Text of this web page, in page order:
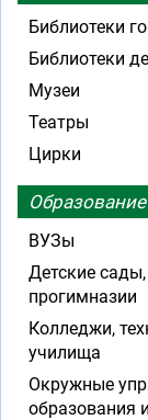
Библиотеки
Библиотеки
Музеи
Театры
Цирки
ВУЗы
Детские
прогимназии
Колледжи,
училища
Окружные
образования